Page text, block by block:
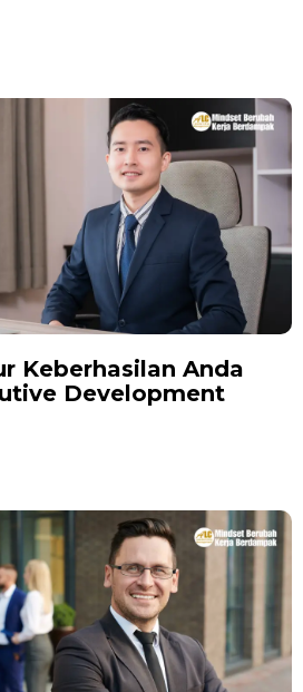
Keberhasilan Anda
Development